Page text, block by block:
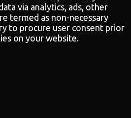
via analytics, ads, other
termed as non-necessary
to procure user consent prior
on your website.